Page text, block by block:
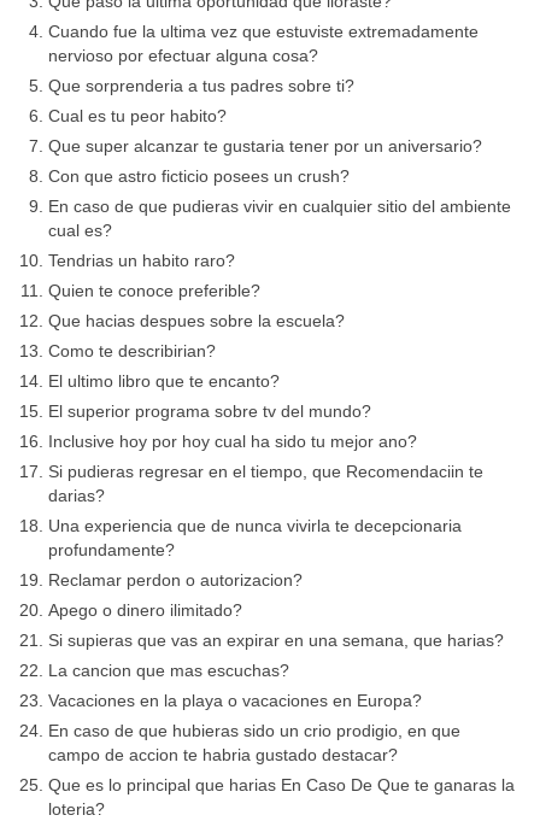
Cuando fue la ultima vez que estuviste extremadamente
nervioso por efectuar alguna cosa?
Que sorprenderia a tus padres sobre ti?
Cual es tu peor habito?
Que super alcanzar te gustaria tener por un aniversario?
Con que astro ficticio posees un crush?
En caso de que pudieras vivir en cualquier sitio del ambiente
cual es?
Tendri­as un habito raro?
Quien te conoce preferible?
Que hacias despues sobre la escuela?
Como te describirian?
El ultimo libro que te encanto?
El superior programa sobre tv del mundo?
Inclusive hoy por hoy cual ha sido tu mejor ano?
Si pudieras regresar en el tiempo, que Recomendaciin te
darias?
Una experiencia que de nunca vivirla te decepcionaria
profundamente?
Reclamar perdon o autorizacion?
Apego o dinero ilimitado?
Si supieras que vas an expirar en una semana, que harias?
La cancion que mas escuchas?
Vacaciones en la playa o vacaciones en Europa?
En caso de que hubieras sido un crio prodigio, en que
campo de accion te habria gustado destacar?
Que es lo principal que harias En Caso De Que te ganaras la
loteria?